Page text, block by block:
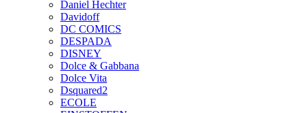
Daniel Hechter
Davidoff
DC COMICS
DESPADA
DISNEY
Dolce & Gabbana
Dolce Vita
Dsquared2
ECOLE